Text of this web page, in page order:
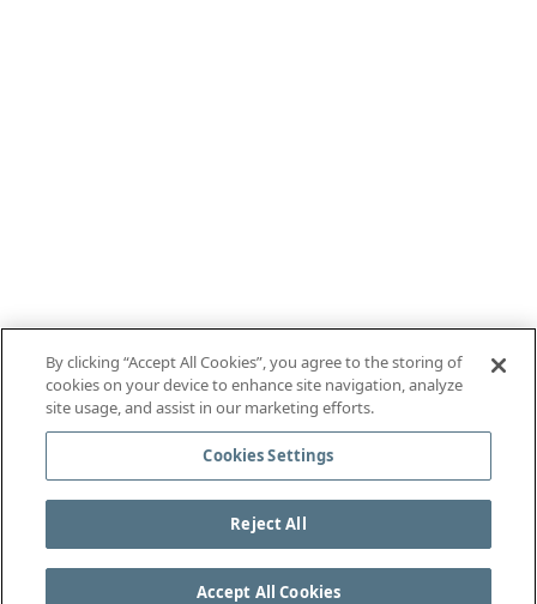
By clicking “Accept All Cookies”, you agree to the storing of
cookies on your device to enhance site navigation, analyze
site usage, and assist in our marketing efforts.
Cookies Settings
Reject All
Accept All Cookies